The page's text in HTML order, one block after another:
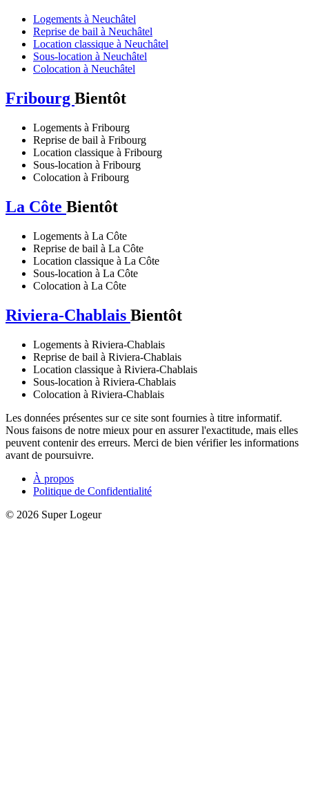
Logements à Neuchâtel
Reprise de bail à Neuchâtel
Location classique à Neuchâtel
Sous-location à Neuchâtel
Colocation à Neuchâtel
Fribourg Bientôt
Logements à Fribourg
Reprise de bail à Fribourg
Location classique à Fribourg
Sous-location à Fribourg
Colocation à Fribourg
La Côte Bientôt
Logements à La Côte
Reprise de bail à La Côte
Location classique à La Côte
Sous-location à La Côte
Colocation à La Côte
Riviera-Chablais Bientôt
Logements à Riviera-Chablais
Reprise de bail à Riviera-Chablais
Location classique à Riviera-Chablais
Sous-location à Riviera-Chablais
Colocation à Riviera-Chablais
Les données présentes sur ce site sont fournies à titre informatif.
Nous faisons de notre mieux pour en assurer l'exactitude, mais elles
peuvent contenir des erreurs. Merci de bien vérifier les informations
avant de poursuivre.
À propos
Politique de Confidentialité
© 2026 Super Logeur